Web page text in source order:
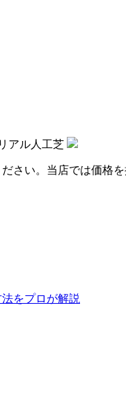
アル人工芝
さい。当店では価格
をプロが解説